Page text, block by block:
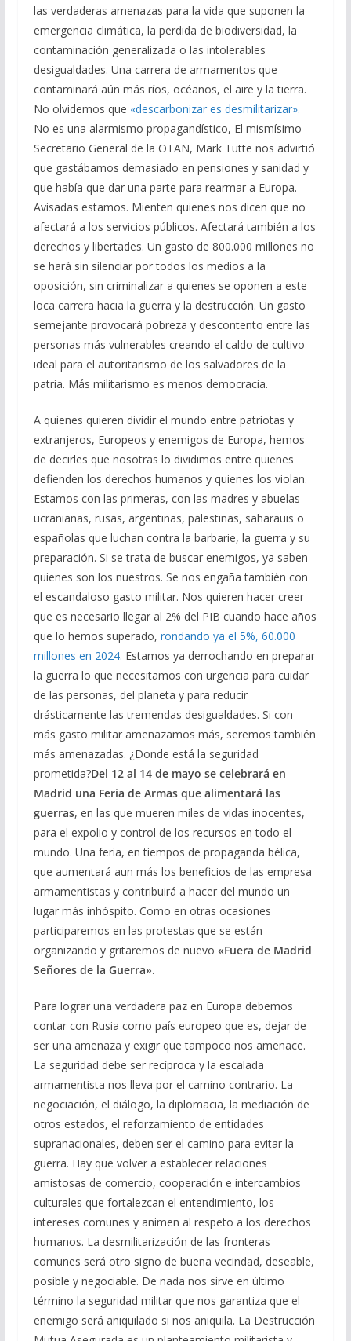
las verdaderas amenazas para la vida que suponen la
emergencia climática, la perdida de biodiversidad, la
contaminación generalizada o las intolerables
desigualdades. Una carrera de armamentos que
contaminará aún más ríos, océanos, el aire y la tierra.
No olvidemos que «descarbonizar es desmilitarizar».
No es una alarmismo propagandístico, El mismísimo
Secretario General de la OTAN, Mark Tutte nos advirtió
que gastábamos demasiado en pensiones y sanidad y
que había que dar una parte para rearmar a Europa.
Avisadas estamos. Mienten quienes nos dicen que no
afectará a los servicios públicos. Afectará también a los
derechos y libertades. Un gasto de 800.000 millones no
se hará sin silenciar por todos los medios a la
oposición, sin criminalizar a quienes se oponen a este
loca carrera hacia la guerra y la destrucción. Un gasto
semejante provocará pobreza y descontento entre las
personas más vulnerables creando el caldo de cultivo
ideal para el autoritarismo de los salvadores de la
patria. Más militarismo es menos democracia.
A quienes quieren dividir el mundo entre patriotas y
extranjeros, Europeos y enemigos de Europa, hemos
de decirles que nosotras lo dividimos entre quienes
defienden los derechos humanos y quienes los violan.
Estamos con las primeras, con las madres y abuelas
ucranianas, rusas, argentinas, palestinas, saharauis o
españolas que luchan contra la barbarie, la guerra y su
preparación. Si se trata de buscar enemigos, ya saben
quienes son los nuestros. Se nos engaña también con
el escandaloso gasto militar. Nos quieren hacer creer
que es necesario llegar al 2% del PIB cuando hace años
que lo hemos superado, rondando ya el 5%, 60.000
millones en 2024. Estamos ya derrochando en preparar
la guerra lo que necesitamos con urgencia para cuidar
de las personas, del planeta y para reducir
drásticamente las tremendas desigualdades. Si con
más gasto militar amenazamos más, seremos también
más amenazadas. ¿Donde está la seguridad
prometida?Del 12 al 14 de mayo se celebrará en
Madrid una Feria de Armas que alimentará las
guerras, en las que mueren miles de vidas inocentes,
para el expolio y control de los recursos en todo el
mundo. Una feria, en tiempos de propaganda bélica,
que aumentará aun más los beneficios de las empresa
armamentistas y contribuirá a hacer del mundo un
lugar más inhóspito. Como en otras ocasiones
participaremos en las protestas que se están
organizando y gritaremos de nuevo «Fuera de Madrid
Señores de la Guerra».
Para lograr una verdadera paz en Europa debemos
contar con Rusia como país europeo que es, dejar de
ser una amenaza y exigir que tampoco nos amenace.
La seguridad debe ser recíproca y la escalada
armamentista nos lleva por el camino contrario. La
negociación, el diálogo, la diplomacia, la mediación de
otros estados, el reforzamiento de entidades
supranacionales, deben ser el camino para evitar la
guerra. Hay que volver a establecer relaciones
amistosas de comercio, cooperación e intercambios
culturales que fortalezcan el entendimiento, los
intereses comunes y animen al respeto a los derechos
humanos. La desmilitarización de las fronteras
comunes será otro signo de buena vecindad, deseable,
posible y negociable. De nada nos sirve en último
término la seguridad militar que nos garantiza que el
enemigo será aniquilado si nos aniquila. La Destrucción